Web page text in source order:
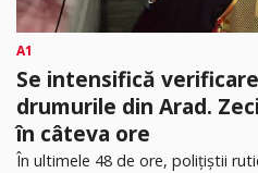
A1
Se intensifică
drumurile din Arad.
în câteva ore
În ultimele 48 de ore, polițiștii